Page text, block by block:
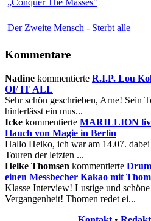
„Conquer The Masses"
Der Zweite Mensch - Sterbt alle
Kommentare
Nadine kommentierte R.I.P. Lou
OF IT ALL
Sehr schön geschrieben, Arne! Sein
hinterlässt ein mus...
Icke kommentierte MARILLION
Hauch von Magie in Berlin
Hallo Heiko, ich war am 14.07.
Touren der letzten ...
Helke Thomsen kommentierte
einen Messbecher Kakao mit
Klasse Interview! Lustige und
Vergangenheit! Thomen redet ei...